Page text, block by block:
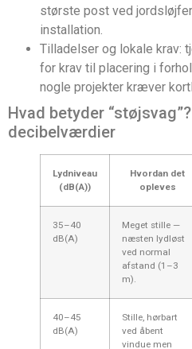
største post ved
installation.
Tilladelser og lokale krav:
for krav til placering i
nogle projekter kræver
Hvad betyder
decibelværdier
Lydniveau
(dB(A))
Hvordan det
opleves
35–40
dB(A)
Meget stille —
næsten lydløst
ved normal
afstand (1–3
m).
40–45
dB(A)
Stille, hørbart
ved åbent
vindue men